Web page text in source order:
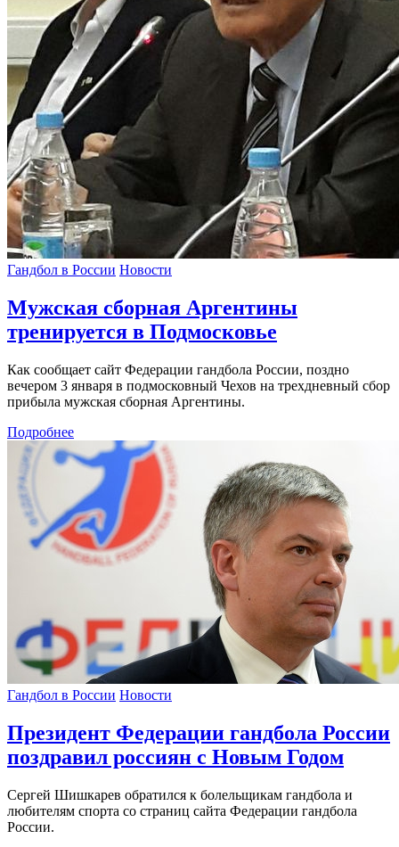
Гандбол в России Новости
Мужская сборная Аргентины
тренируется в Подмосковье
Как сообщает сайт Федерации гандбола России, поздно
вечером 3 января в подмосковный Чехов на трехдневный сбор
прибыла мужская сборная Аргентины.
Подробнее
Гандбол в России Новости
Президент Федерации гандбола России
поздравил россиян с Новым Годом
Сергей Шишкарев обратился к болельщикам гандбола и
любителям спорта со страниц сайта Федерации гандбола
России.